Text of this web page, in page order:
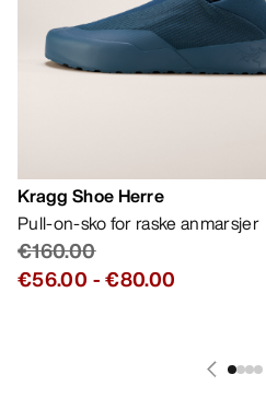
Kragg Shoe Herre
Pull-on-sko for raske anmarsjer
€160.00
€56.00 -€80.00